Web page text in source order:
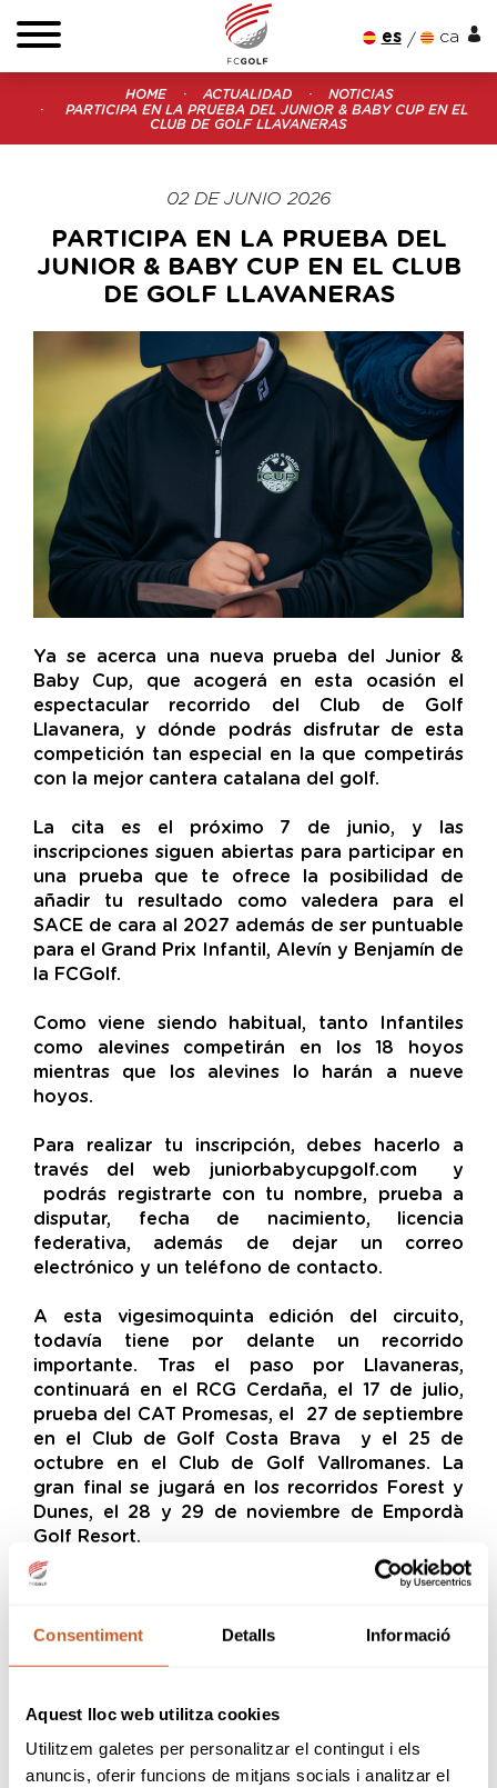
Consentiment Detalls Informació
Aquest lloc web utilitza cookies
Utilitzem galetes per personalitzar el contingut i els
anuncis, oferir funcions de mitjans socials i analitzar el
es ca
HOME ACTUALIDAD
NOTICIAS
PARTICIPA EN LA PRUEBA DEL JUNIOR & BABY CUP EN EL
CLUB DE GOLF LLAVANERAS
02 DE JUNIO 2026
PARTICIPA EN LA PRUEBA DEL
JUNIOR & BABY CUP EN EL CLUB
DE GOLF LLAVANERAS
Ya se acerca una nueva prueba del Junior &
Baby Cup, que acogerá en esta ocasión el
espectacular recorrido del Club de Golf
Llavanera, y dónde podrás disfrutar de esta
competición tan especial en la que competirás
con la mejor cantera catalana del golf.
La cita es el próximo 7 de junio, y las
inscripciones siguen abiertas para participar en
una prueba que te ofrece la posibilidad de
añadir tu resultado como valedera para el
SACE de cara al 2027 además de ser puntuable
para el Grand Prix Infantil, Alevín y Benjamín de
la FCGolf.
Como viene siendo habitual, tanto Infantiles
como alevines competirán en los 18 hoyos
mientras que los alevines lo harán a nueve
hoyos.
Para realizar tu inscripción, debes hacerlo a
través del web juniorbabycupgolf.com y
podrás registrarte con tu nombre, prueba a
disputar, fecha de nacimiento, licencia
federativa, además de dejar un correo
electrónico y un teléfono de contacto.
A esta vigesimoquinta edición del circuito,
todavía tiene por delante un recorrido
importante. Tras el paso por Llavaneras,
continuará en el RCG Cerdaña, el 17 de julio,
prueba del CAT Promesas, el 27 de septiembre
en el Club de Golf Costa Brava y el 25 de
octubre en el Club de Golf Vallromanes. La
gran final se jugará en los recorridos Forest y
Dunes, el 28 y 29 de noviembre de Empordà
Golf Resort.
¡No te lo pienses más y realiza tu inscripción
Para realizar la inscripción,